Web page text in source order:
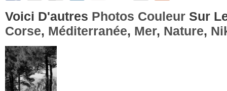
Voici D'autres Photos Couleur Sur
Corse, Méditerranée, Mer, Nature,